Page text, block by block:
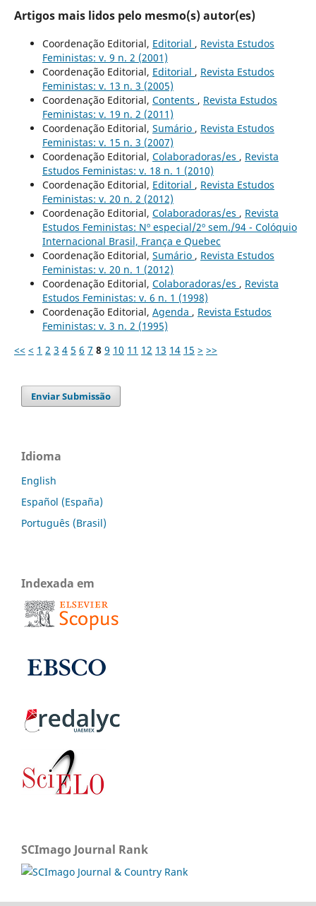
Artigos mais lidos pelo mesmo(s) autor(es)
Coordenação Editorial, Editorial , Revista Estudos
Feministas: v. 9 n. 2 (2001)
Coordenação Editorial, Editorial , Revista Estudos
Feministas: v. 13 n. 3 (2005)
Coordenação Editorial, Contents , Revista Estudos
Feministas: v. 19 n. 2 (2011)
Coordenação Editorial, Sumário , Revista Estudos
Feministas: v. 15 n. 3 (2007)
Coordenação Editorial, Colaboradoras/es , Revista
Estudos Feministas: v. 18 n. 1 (2010)
Coordenação Editorial, Editorial , Revista Estudos
Feministas: v. 20 n. 2 (2012)
Coordenação Editorial, Colaboradoras/es , Revista
Estudos Feministas: Nº especial/2º sem./94 - Colóquio
Internacional Brasil, França e Quebec
Coordenação Editorial, Sumário , Revista Estudos
Feministas: v. 20 n. 1 (2012)
Coordenação Editorial, Colaboradoras/es , Revista
Estudos Feministas: v. 6 n. 1 (1998)
Coordenação Editorial, Agenda , Revista Estudos
Feministas: v. 3 n. 2 (1995)
<< < 1 2 3 4 5 6 7 8 9 10 11 12 13 14 15 > >>
Enviar Submissão
Idioma
English
Español (España)
Português (Brasil)
Indexada em
SCImago Journal Rank